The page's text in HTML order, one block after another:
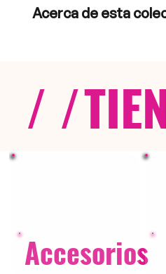
Acerca de esta
/ /
Accesorios